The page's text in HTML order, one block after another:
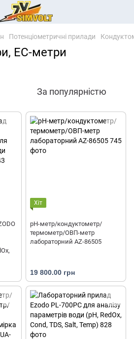
Потенціометричні прилади
EC-метри
За популярністю
Хіт
pH-метр/кондуктометр/
термометр/ОВП-метр
лабораторний AZ-86505
19 800.00 грн